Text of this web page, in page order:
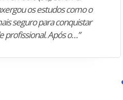
os estudos como o
seguro para conquistar
profissional. Após o…”